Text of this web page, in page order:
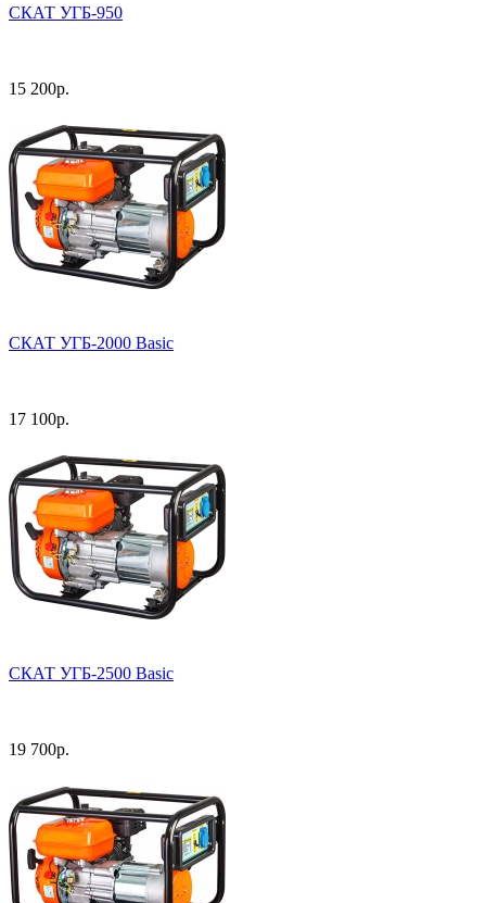
СКАТ УГБ-950
15 200р.
СКАТ УГБ-2000 Basic
17 100р.
СКАТ УГБ-2500 Basic
19 700р.